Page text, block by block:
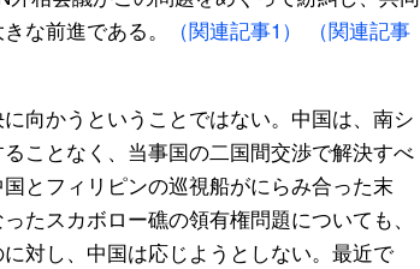
な前進である。
（関連記事1）
（関連記事
向かうということではない。中国は、南シ
ことなく、当事国の二国間交渉で解決すべ
とフィリピンの巡視船がにらみ合った末
たスカボロー礁の領有権問題についても、
対し、中国は応じようとしない。最近で